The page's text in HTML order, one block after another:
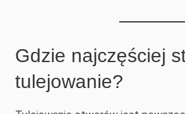
Gdzie najczęściej
tulejowanie?